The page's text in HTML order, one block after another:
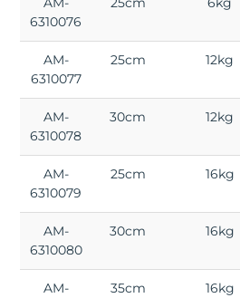
6310076
AM-
6310077
25cm 12kg
AM-
6310078
30cm 12kg
AM-
6310079
25cm 16kg
AM-
6310080
30cm 16kg
AM-
35cm 16kg